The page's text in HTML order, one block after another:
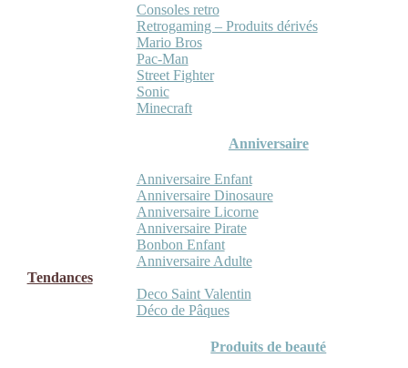
Consoles retro
Retrogaming – Produits dérivés
Mario Bros
Pac-Man
Street Fighter
Sonic
Minecraft
Anniversaire
Anniversaire Enfant
Anniversaire Dinosaure
Anniversaire Licorne
Anniversaire Pirate
Bonbon Enfant
Anniversaire Adulte
Tendances
Deco Saint Valentin
Déco de Pâques
Produits de beauté